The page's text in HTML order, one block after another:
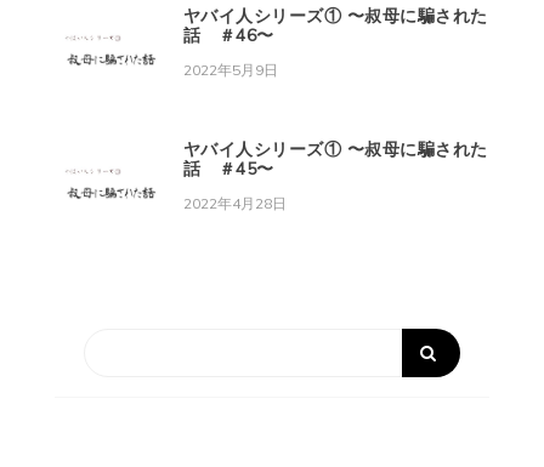
ヤバイ人シリーズ① 〜叔母に騙された
話 ＃46〜
2022年5月9日
ヤバイ人シリーズ① 〜叔母に騙された
話 ＃45〜
2022年4月28日